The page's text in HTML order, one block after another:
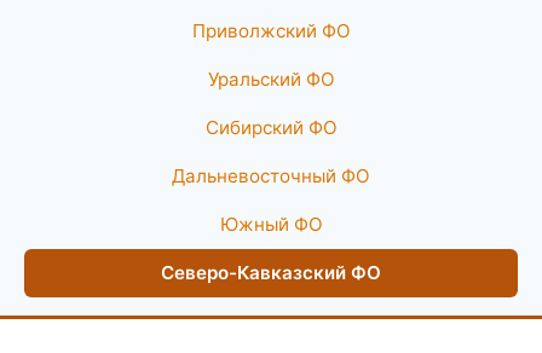
Приволжский ФО
Уральский ФО
Сибирский ФО
Дальневосточный ФО
Южный ФО
Северо-Кавказский ФО